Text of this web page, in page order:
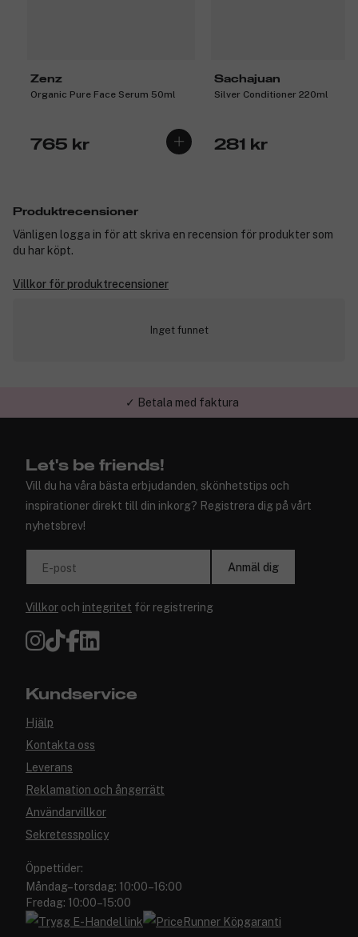
Zenz
Organic Pure Face Serum 50ml
765 kr
Sachajuan
Silver Conditioner 220ml
281 kr
Produktrecensioner
Vänligen logga in för att skriva en recension för produkter som
du har köpt.
Villkor för produktrecensioner
Inget funnet
✓ Trygg E-handel
Let's be friends!
Vill du ha våra bästa erbjudanden, skönhetstips och
inspirationer direkt till din inkorg? Registrera dig på vårt
nyhetsbrev!
E-post Anmäl dig
Villkor och integritet för registrering
Kundservice
Hjälp
Kontakta oss
Leverans
Reklamation och ångerrätt
Användarvillkor
Sekretesspolicy
Öppettider:
Måndag–torsdag: 10:00–16:00
Fredag: 10:00–15:00